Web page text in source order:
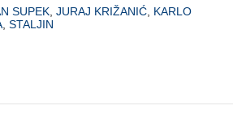
SUPEK JURAJ KRIŽANIĆ KARLO
STALJIN